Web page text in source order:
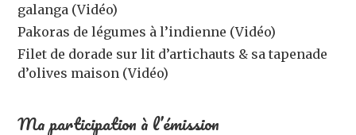
galanga (Vidéo)
Pakoras de légumes à l’indienne (Vidéo)
Filet de dorade sur lit d’artichauts & sa tapenade
d’olives maison (Vidéo)
Ma participation à l’émission